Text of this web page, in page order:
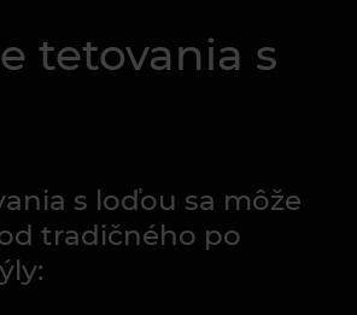
tetovania s
s loďou sa môže
tradičného po